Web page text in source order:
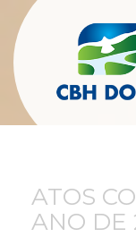
ATOS
ANO DE